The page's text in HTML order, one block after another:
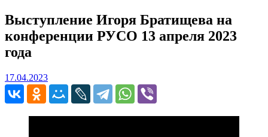
Выступление Игоря Братищева на
конференции РУСО 13 апреля 2023
года
17.04.202317.04.2023